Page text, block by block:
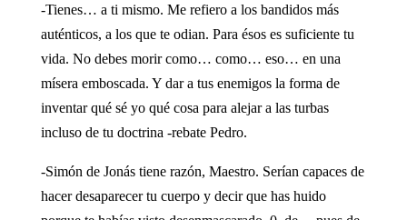
-Tienes… a ti mismo. Me refiero a los bandidos más
auténticos, a los que te odian. Para ésos es suficiente tu
vida. No debes morir como… como… eso… en una
mísera emboscada. Y dar a tus enemigos la forma de
inventar qué sé yo qué cosa para alejar a las turbas
incluso de tu doctrina -rebate Pedro.
-Simón de Jonás tiene razón, Maestro. Serían capaces de
hacer desaparecer tu cuerpo y decir que has huido